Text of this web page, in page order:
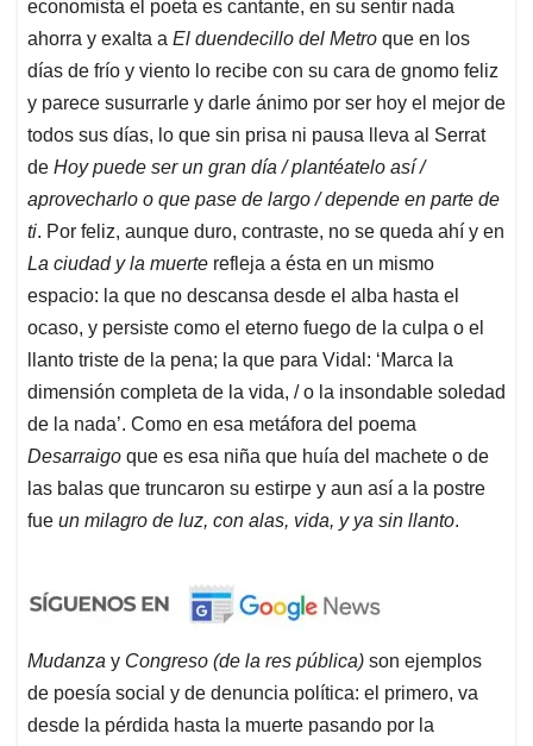
economista el poeta es cantante, en su sentir nada
ahorra y exalta a El duendecillo del Metro que en los
días de frío y viento lo recibe con su cara de gnomo feliz
y parece susurrarle y darle ánimo por ser hoy el mejor de
todos sus días, lo que sin prisa ni pausa lleva al Serrat
de Hoy puede ser un gran día / plantéatelo así /
aprovecharlo o que pase de largo / depende en parte de
ti. Por feliz, aunque duro, contraste, no se queda ahí y en
La ciudad y la muerte refleja a ésta en un mismo
espacio: la que no descansa desde el alba hasta el
ocaso, y persiste como el eterno fuego de la culpa o el
llanto triste de la pena; la que para Vidal: ‘Marca la
dimensión completa de la vida, / o la insondable soledad
de la nada’. Como en esa metáfora del poema
Desarraigo que es esa niña que huía del machete o de
las balas que truncaron su estirpe y aun así a la postre
fue un milagro de luz, con alas, vida, y ya sin llanto.
Mudanza y Congreso (de la res pública) son ejemplos
de poesía social y de denuncia política: el primero, va
desde la pérdida hasta la muerte pasando por la